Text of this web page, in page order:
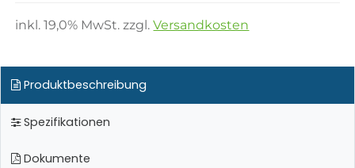
inkl.19,0% MwSt. zzgl.Versandkosten
Produktbeschreibung
Spezifikationen
Dokumente